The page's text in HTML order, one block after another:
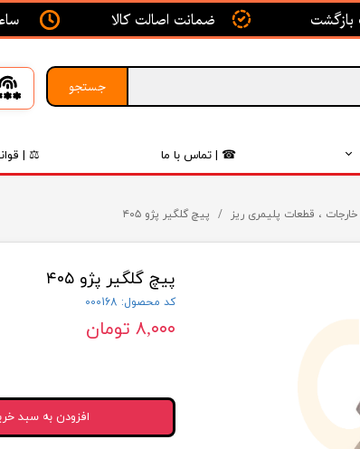
جستجو
☎ | تماس با ما ⚖ |
ضمانت اصالت کالا
، قطعات پلیمری ریز پیچ گلگیر پژو ۴۰۵
پیچ گلگیر پژو ۴۰۵
کد محصول: 000168
۸,۰۰۰ تومان
افزودن به سبد